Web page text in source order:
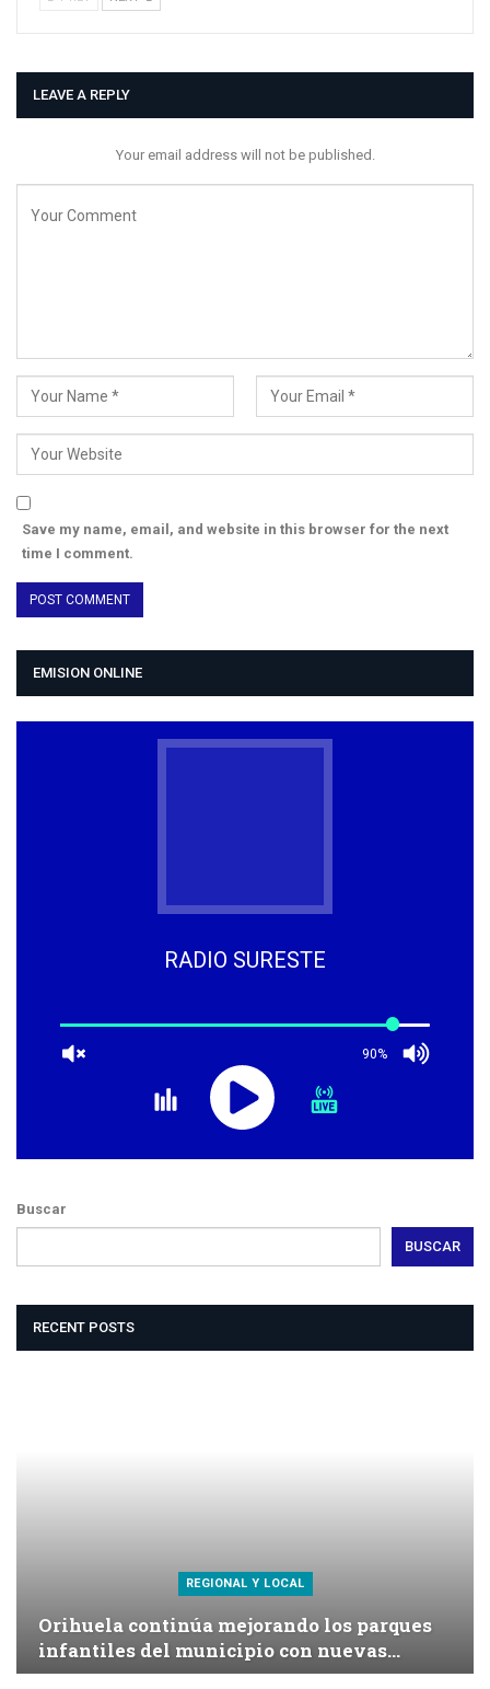
LEAVE A REPLY
Your email address will not be published.
Save my name, email, and website in this browser for the next
time I comment.
EMISION ONLINE
RADIO SURESTE
90%
Buscar
BUSCAR
RECENT POSTS
REGIONAL Y LOCAL
Orihuela continúa mejorando los parques
infantiles del municipio con nuevas…